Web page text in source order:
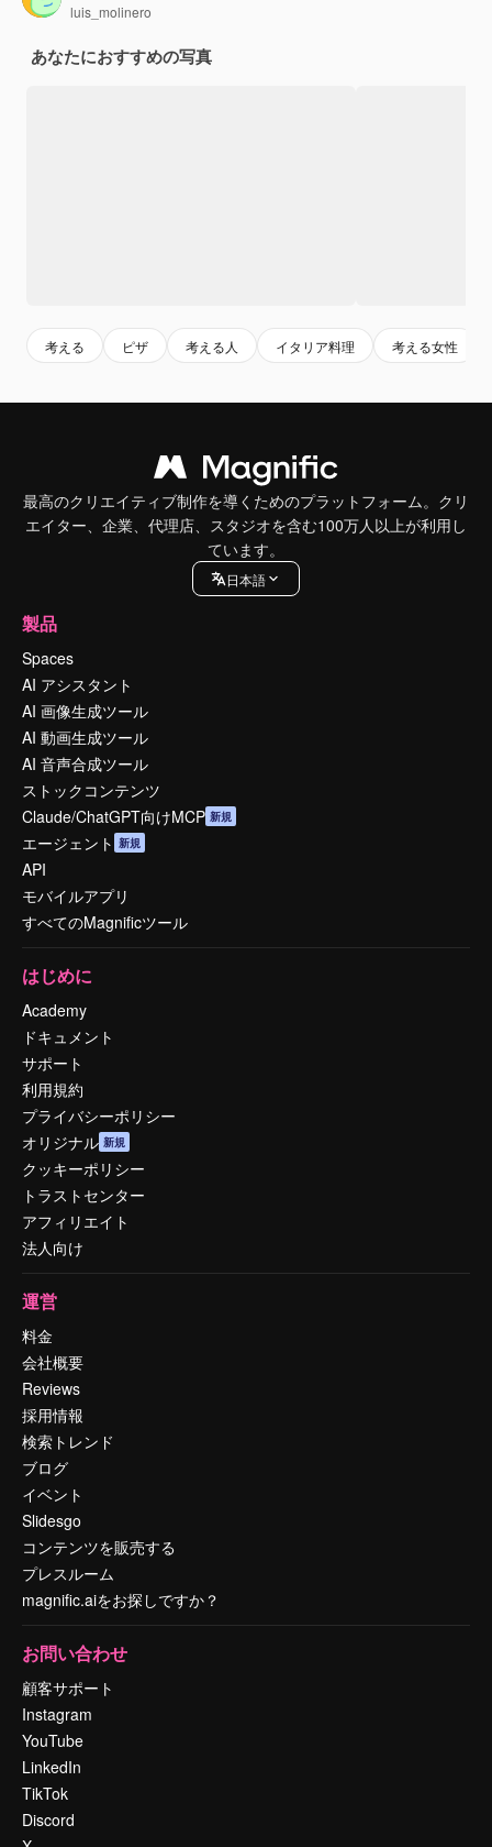
luis_molinero
あなたにおすすめの写真
考える ピザ 考える人 イタリア料理 考える女性
最高のクリエイティブ制作を導くためのプラットフォーム。クリ
エイター、企業、代理店、スタジオを含む100万人以上が利用し
ています。
日本語
製品
Spaces
AI アシスタント
AI 画像生成ツール
AI 動画生成ツール
AI 音声合成ツール
ストックコンテンツ
Claude/ChatGPT向けMCP 新規
エージェント 新規
API
モバイルアプリ
すべてのMagnificツール
はじめに
Academy
ドキュメント
サポート
利用規約
プライバシーポリシー
オリジナル 新規
クッキーポリシー
トラストセンター
アフィリエイト
法人向け
運営
料金
会社概要
Reviews
採用情報
検索トレンド
ブログ
イベント
Slidesgo
コンテンツを販売する
プレスルーム
magnific.aiをお探しですか？
お問い合わせ
顧客サポート
Instagram
YouTube
LinkedIn
TikTok
Discord